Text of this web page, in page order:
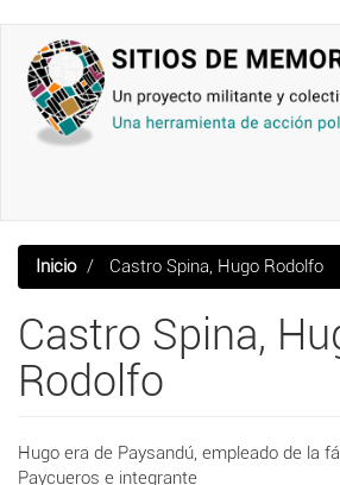
contenido
principal
Inicio Castro Spina, Hugo Rodolfo
Castro Spina,
Rodolfo
Hugo era de Paysandú, empleado de la
Paycueros e integrante